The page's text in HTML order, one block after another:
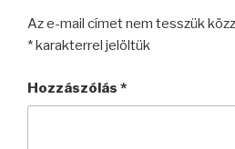
Az e-mail címet nem tesszük
* karakterrel jelöltük
Hozzászólás *